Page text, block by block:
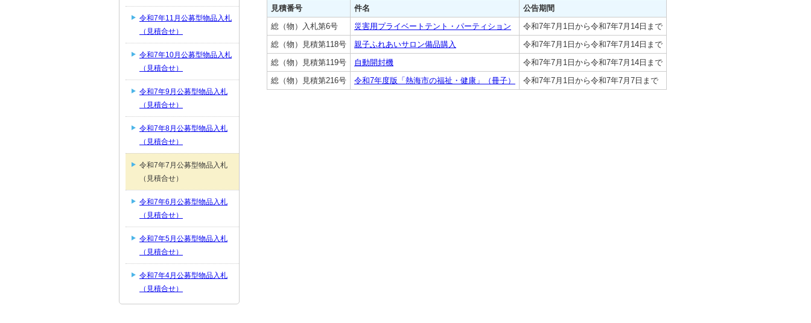
見積番号 件名
公告期間
総（物）入札第6号
災害用プライベートテント・パーティション
令和7年7月1日から令和7年7月14日まで
総（物）見積第118号
親子ふれあいサロン備品購入
令和7年7月1日から令和7年7月14日まで
総（物）見積第119号
自動開封機
令和7年7月1日から令和7年7月14日まで
総（物）見積第216号
令和7年度版「熱海市の福祉・健康」（冊子） 令和7年7月1日から令和7年7月7日まで
令和7年11月公募型物品入札
（見積合せ）
令和7年10月公募型物品入札
（見積合せ）
令和7年9月公募型物品入札
（見積合せ）
令和7年8月公募型物品入札
（見積合せ）
令和7年7月公募型物品入札
（見積合せ）
令和7年6月公募型物品入札
（見積合せ）
令和7年5月公募型物品入札
（見積合せ）
令和7年4月公募型物品入札
（見積合せ）